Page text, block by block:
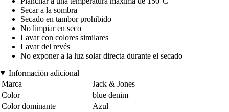
Secar a la sombra
Secado en tambor prohibido
No limpiar en seco
Lavar con colores similares
Lavar del revés
No exponer a la luz solar directa durante el secado
Información adicional
Marca
Jack & Jones
Color
blue denim
Color dominante
Azul